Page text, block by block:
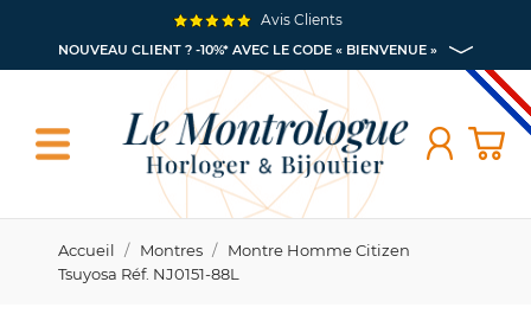
NOUVEAU CLIENT ? -10%* AVEC LE CODE « BIENVENUE »
Avis Clients
Accueil Montres
Montre Homme Citizen
Tsuyosa Réf. NJ0151-88L